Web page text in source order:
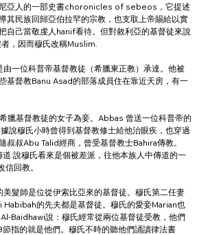
亞人的一部史書choronicles of sebeos，它提述
其民族回歸亞伯拉罕的宗教，也支取上帝賜給以實
自己當敬虔人hanif看待。但對敘利亞的基督徒來說
，因而穆氏改稱Muslim.
一位科普帝基督教徒（希臘東正教）承達。他被
基督教Banu Asad的部落成員住在靠近天房，有一
臘基督教徒的女子為妾。Abbas 曾送一位科普帝的
說穆氏小時曾得到基督教修士給他治眼疾，也穿過
叔叔Abu Talid經商，曾受基督教士Bahira傳教。
:說穆氏看來是個被差派，往他本族人中傳道的一
回教。
髮師是位從伊索比亞來的基督徒。穆氏第二任妻
的先夫都是基督徒。穆氏的愛妾Marian也
Baidhawi說：穆氏經常從兩位基督徒受教，他們
指的就是他們。穆氏不時的聽他們誦讀律法書